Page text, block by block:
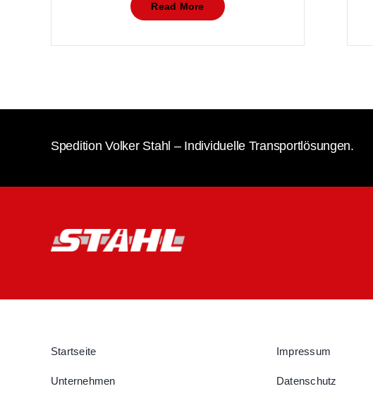
Read More
Spedition Volker Stahl – Individuelle Transportlösungen.
Startseite
Unternehmen
Impressum
Datenschutz